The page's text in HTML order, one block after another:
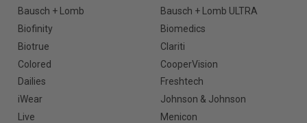
Bausch + Lomb
Bausch + Lomb ULTRA
Biofinity
Biomedics
Biotrue
Clariti
Colored
CooperVision
Dailies
Freshtech
iWear
Johnson & Johnson
Live
Menicon